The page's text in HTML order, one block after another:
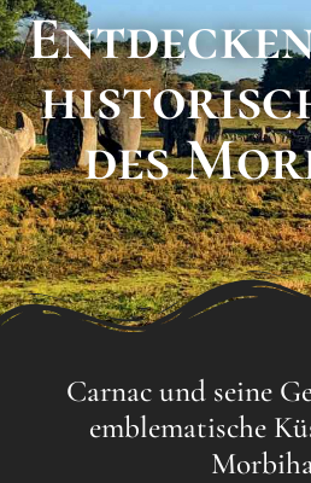
des
Carnac und seine
emblematische